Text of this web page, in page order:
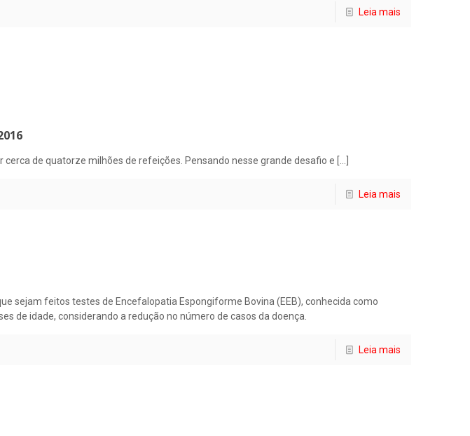
Leia mais
de quatorze milhões de refeições. Pensando nesse grande desafio e […]
Leia mais
sejam feitos testes de Encefalopatia Espongiforme Bovina (EEB), conhecida como
de idade, considerando a redução no número de casos da doença.
Leia mais